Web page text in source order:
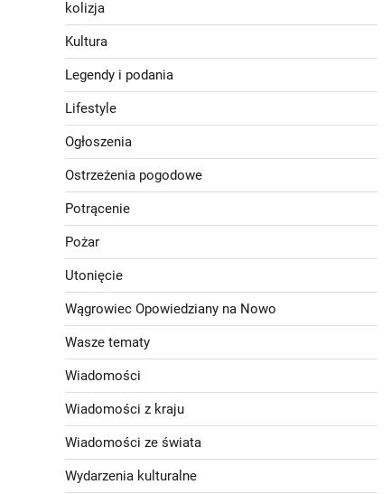
kolizja
Kultura
Legendy i podania
Lifestyle
Ogłoszenia
Ostrzeżenia pogodowe
Potrącenie
Pożar
Utonięcie
Wągrowiec Opowiedziany na Nowo
Wasze tematy
Wiadomości
Wiadomości z kraju
Wiadomości ze świata
Wydarzenia kulturalne